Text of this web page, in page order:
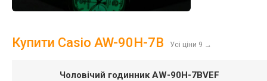
Купити Casio AW-90H-7B Усі ціни 9 →
Чоловічий годинник AW-90H-7BVEF